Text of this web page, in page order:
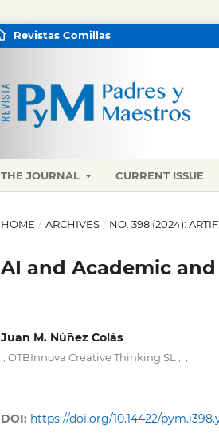
THE JOURNAL CURRENT ISSUE
Revistas Comillas
HOME / ARCHIVES / NO. 398 (2024):
AI and Academic
Juan M. Núñez Colás
OTBInnova Creative Thinking SL
DOI: https://doi.org/10.14422/